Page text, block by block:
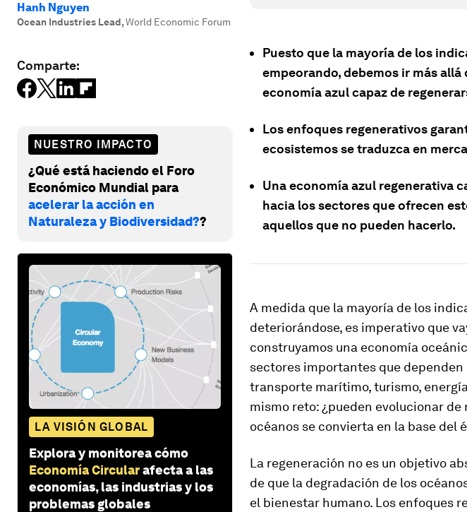
Hanh Nguyen
Ocean Industries Lead,World Economic Forum
Comparte:
NUESTRO IMPACTO
¿Qué está haciendo el Foro
Económico Mundial para
acelerar la acción en
Naturaleza y Biodiversidad??
LA VISIÓN GLOBAL
Explora y monitorea cómo
Economía Circularafecta a las
economías, las industrias y los
problemas globales
Puesto que la mayoría de los
empeorando, debemos ir más
economía azul capaz de
Los enfoques regenerativos
ecosistemos se traduzca en
Una economía azul regenerativa
hacia los sectores que ofrecen
aquellos que no pueden hacerlo.
A medida que la mayoría de los
deteriorándose, es imperativo que
construyamos una economía
sectores importantes que
transporte marítimo, turismo,
mismo reto: ¿pueden evolucionar
océanos se convierta en la base del
La regeneración no es un objetivo
de que la degradación de los
el bienestar humano. Los enfoques